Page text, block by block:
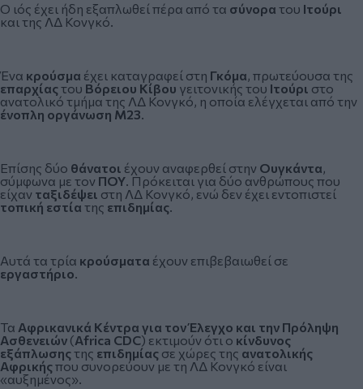
Ο ιός έχει ήδη εξαπλωθεί πέρα από τα σύνορα του Ιτούρι
και της ΛΔ Κονγκό.
Ένα κρούσμα έχει καταγραφεί στη Γκόμα, πρωτεύουσα της
επαρχίαςτου Βόρειου Κίβου γειτονικής του Ιτούρι στο
ανατολικό τμήμα της ΛΔ Κονγκό, η οποία ελέγχεται από την
ένοπλη οργάνωση Μ23.
Επίσης δύο θάνατοι έχουν αναφερθεί στην Ουγκάντα,
σύμφωνα με τον ΠΟΥ. Πρόκειται για δύο ανθρώπους που
είχαν ταξιδέψει στη ΛΔ Κονγκό, ενώ δεν έχει εντοπιστεί
τοπική εστίατης επιδημίας.
Αυτά τα τρία κρούσματα έχουν επιβεβαιωθεί σε
εργαστήριο.
Τα Αφρικανικά Κέντρα για τον Έλεγχο και την Πρόληψη
Ασθενειών (Africa CDC) εκτιμούν ότι ο κίνδυνος
εξάπλωσηςτης επιδημίας σε χώρες της ανατολικής
Αφρικήςπου συνορεύουν με τη ΛΔ Κονγκό είναι
«αυξημένος».